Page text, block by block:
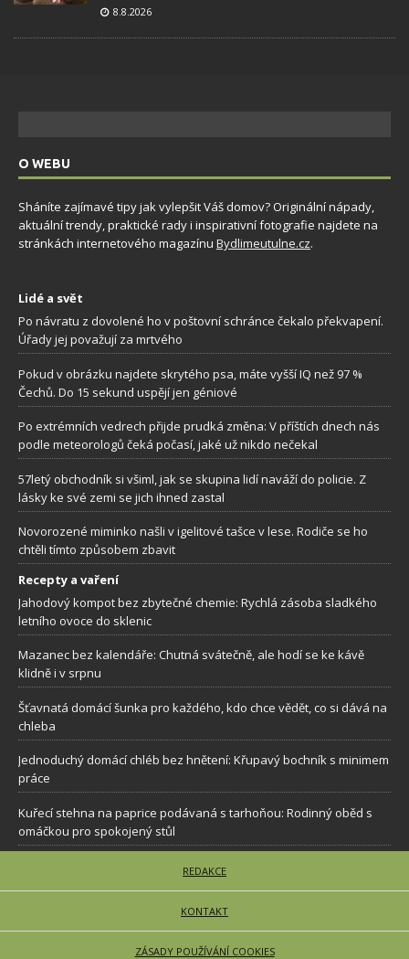
8.8.2026
O WEBU
Sháníte zajímavé tipy jak vylepšit Váš domov? Originální nápady,
aktuální trendy, praktické rady i inspirativní fotografie najdete na
stránkách internetového magazínu Bydlimeutulne.cz.
Lidé a svět
Po návratu z dovolené ho v poštovní schránce čekalo překvapení.
Úřady jej považují za mrtvého
Pokud v obrázku najdete skrytého psa, máte vyšší IQ než 97 %
Čechů. Do 15 sekund uspějí jen géniové
Po extrémních vedrech přijde prudká změna: V příštích dnech nás
podle meteorologů čeká počasí, jaké už nikdo nečekal
57letý obchodník si všiml, jak se skupina lidí naváží do policie. Z
lásky ke své zemi se jich ihned zastal
Novorozené miminko našli v igelitové tašce v lese. Rodiče se ho
chtěli tímto způsobem zbavit
Recepty a vaření
Jahodový kompot bez zbytečné chemie: Rychlá zásoba sladkého
letního ovoce do sklenic
Mazanec bez kalendáře: Chutná svátečně, ale hodí se ke kávě
klidně i v srpnu
Šťavnatá domácí šunka pro každého, kdo chce vědět, co si dává na
chleba
Jednoduchý domácí chléb bez hnětení: Křupavý bochník s minimem
práce
Kuřecí stehna na paprice podávaná s tarhoňou: Rodinný oběd s
omáčkou pro spokojený stůl
REDAKCE
KONTAKT
ZÁSADY POUŽÍVÁNÍ COOKIES